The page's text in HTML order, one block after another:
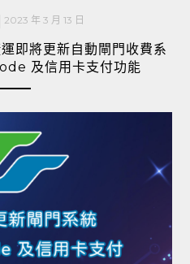
2023 年 3 月 13 日
即將更新自動閘門收費系
及信用卡支付功能